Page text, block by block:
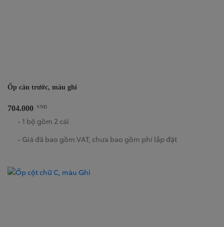
Ốp cản trước, màu ghi
704.000 VND
- 1 bộ gồm 2 cái
- Giá đã bao gồm VAT, chưa bao gồm phí lắp đặt